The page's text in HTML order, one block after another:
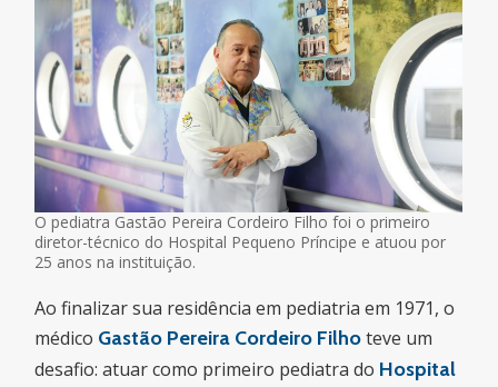
O pediatra Gastão Pereira Cordeiro Filho foi o primeiro
diretor-técnico do Hospital Pequeno Príncipe e atuou por
25 anos na instituição.
Ao finalizar sua residência em pediatria em 1971, o
médico Gastão Pereira Cordeiro Filhoteve um
desafio: atuar como primeiro pediatra do Hospital